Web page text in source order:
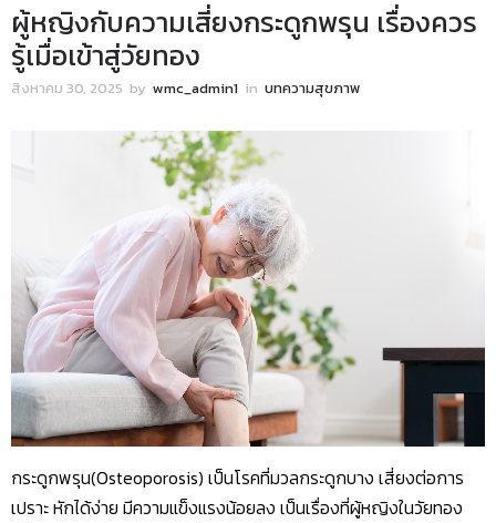
ผู้หญิงกับความเสี่ยงกระดูกพรุน เรื่องควร
รู้เมื่อเข้าสู่วัยทอง
สิงหาคม 30, 2025 by wmc_admin1 in บทความสุขภาพ
กระดูกพรุน(Osteoporosis) เป็นโรคที่มวลกระดูกบาง เสี่ยงต่อการ
เปราะ หักได้ง่าย มีความแข็งแรงน้อยลง เป็นเรื่องที่ผู้หญิงในวัยทอง